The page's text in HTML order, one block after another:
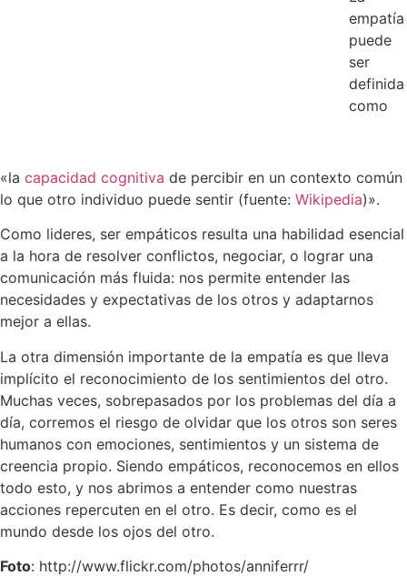
empatía
puede
ser
definida
como
«la capacidad cognitiva de percibir en un contexto común
lo que otro individuo puede sentir (fuente: Wikipedia)».
Como lideres, ser empáticos resulta una habilidad esencial
a la hora de resolver conflictos, negociar, o lograr una
comunicación más fluida: nos permite entender las
necesidades y expectativas de los otros y adaptarnos
mejor a ellas.
La otra dimensión importante de la empatía es que lleva
implícito el reconocimiento de los sentimientos del otro.
Muchas veces, sobrepasados por los problemas del día a
día, corremos el riesgo de olvidar que los otros son seres
humanos con emociones, sentimientos y un sistema de
creencia propio. Siendo empáticos, reconocemos en ellos
todo esto, y nos abrimos a entender como nuestras
acciones repercuten en el otro. Es decir, como es el
mundo desde los ojos del otro.
Foto: http://www.flickr.com/photos/anniferrr/